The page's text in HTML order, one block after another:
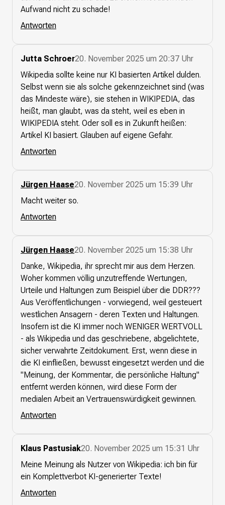
Aufwand nicht zu schade!
Antworten
Jutta Schroer20. November 2025 um 20:37 Uhr
Wikipedia sollte keine nur KI basierten Artikel dulden.
Selbst wenn sie als solche gekennzeichnet sind (was
das Mindeste wäre), sie stehen in WIKIPEDIA, das
heißt, man glaubt, was da steht, weil es eben in
WIKIPEDIA steht. Oder soll es in Zukunft heißen:
Artikel KI basiert. Glauben auf eigene Gefahr.
Antworten
Jürgen Haase20. November 2025 um 15:39 Uhr
Macht weiter so.
Antworten
Jürgen Haase20. November 2025 um 15:38 Uhr
Danke, Wikipedia, ihr sprecht mir aus dem Herzen.
Woher kommen völlig unzutreffende Wertungen,
Urteile und Haltungen zum Beispiel über die DDR???
Aus Veröffentlichungen - vorwiegend, weil gesteuert
westlichen Ansagern - deren Texten und Haltungen.
Insofern ist die KI immer noch WENIGER WERTVOLL
- als Wikipedia und das geschriebene, abgelichtete,
sicher verwahrte Zeitdokument. Erst, wenn diese in
die KI einfließen, bewusst eingesetzt werden und die
"Meinung, der Kommentar, die persönliche Haltung"
entfernt werden können, wird diese Form der
medialen Arbeit an Vertrauenswürdigkeit gewinnen.
Antworten
Klaus Pastusiak20. November 2025 um 15:31 Uhr
Meine Meinung als Nutzer von Wikipedia: ich bin für
ein Komplettverbot KI-generierter Texte!
Antworten